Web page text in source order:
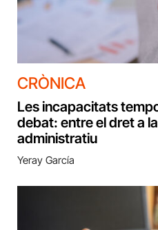
CRÒNICA
Les incapacitats
debat: entre el dret a
administratiu
Yeray García